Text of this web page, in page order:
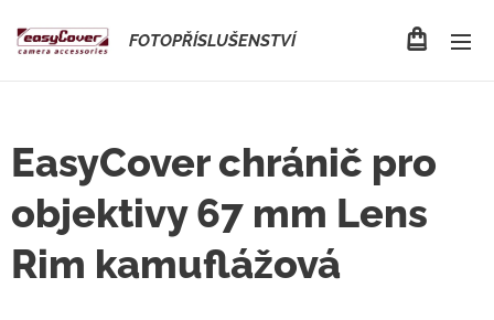
FOTOPŘÍSLUŠENSTVÍ
EasyCover chránič pro
objektivy 67 mm Lens
Rim kamuflážová